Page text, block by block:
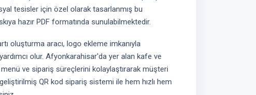
tesisler için özel olarak tasarlanmış bu
hazır PDF formatında sunulabilmektedir.
oluşturma aracı, logo ekleme imkanıyla
olur. Afyonkarahisar'da yer alan kafe ve
ve sipariş süreçlerini kolaylaştırarak müşteri
QR kod sipariş sistemi ile hem hızlı hem